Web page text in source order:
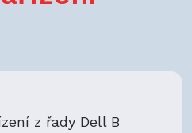
z řady Dell B